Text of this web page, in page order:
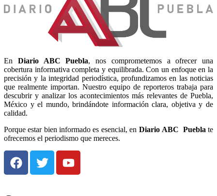
En Diario ABC Puebla, nos comprometemos a ofrecer una
cobertura informativa completa y equilibrada. Con un enfoque en la
precisión y la integridad periodística, profundizamos en las noticias
que realmente importan. Nuestro equipo de reporteros trabaja para
descubrir y analizar los acontecimientos más relevantes de Puebla,
México y el mundo, brindándote información clara, objetiva y de
calidad.
Porque estar bien informado es esencial, en Diario ABC Puebla te
ofrecemos el periodismo que mereces.